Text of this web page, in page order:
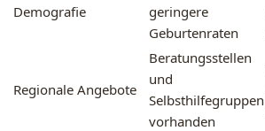
Demografie
geringere
Geburtenraten
Regionale Angebote
Beratungsstellen
und
Selbsthilfegruppen
vorhanden